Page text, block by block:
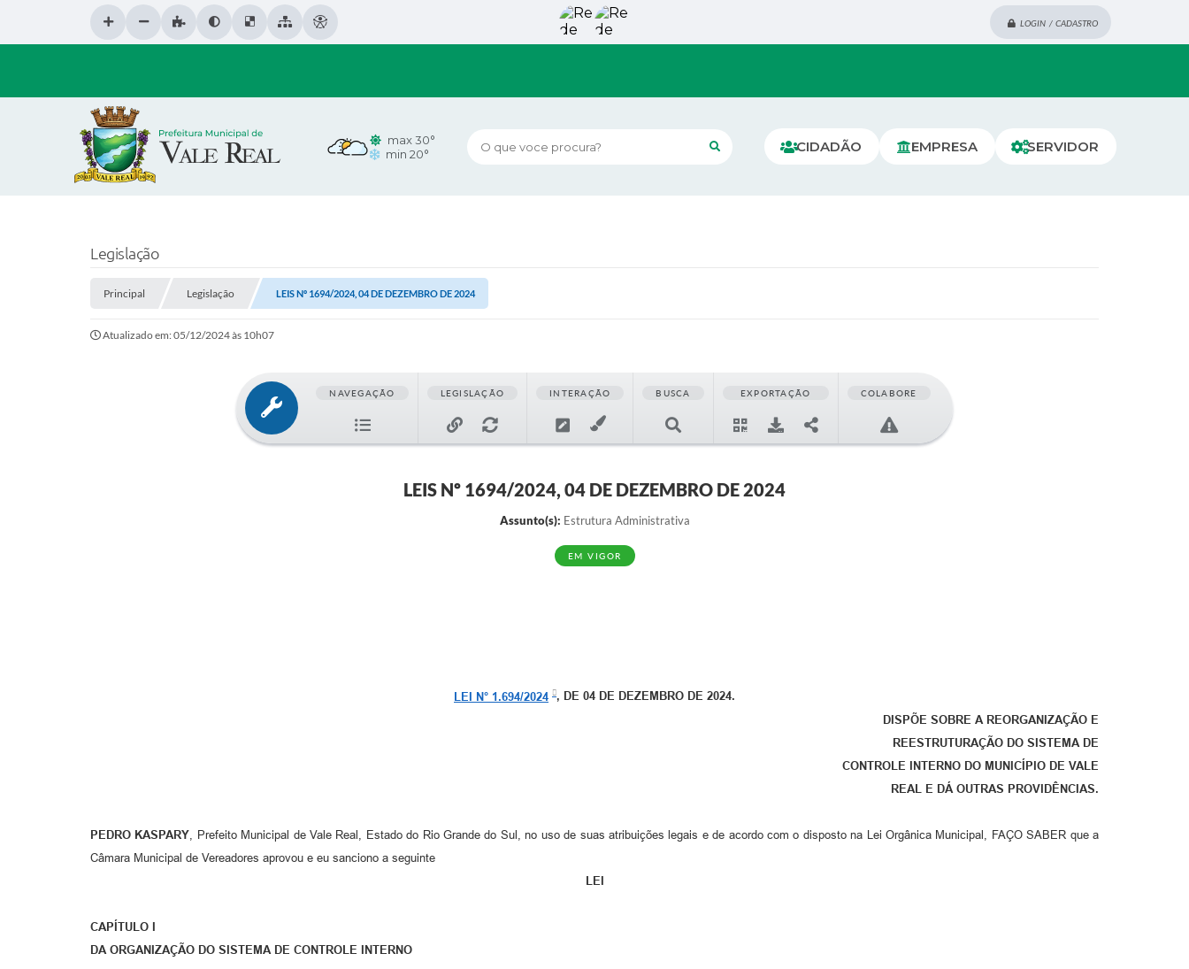
LOGIN / CADASTRO
O que voce procura? CIDADÃO EMPRESA SERVIDOR
max 30°
min 20°
Legislação
Principal Legislação LEIS Nº 1694/2024, 04 DE DEZEMBRO DE 2024
Atualizado em: 05/12/2024 às 10h07
NAVEGAÇÃO LEGISLAÇÃO INTERAÇÃO BUSCA EXPORTAÇÃO COLABORE
LEIS Nº 1694/2024, 04 DE DEZEMBRO DE 2024
Assunto(s): Estrutura Administrativa
EM VIGOR
LEI N° 1.694/2024
, DE 04 DE DEZEMBRO DE 2024.
DISPÕE SOBRE A REORGANIZAÇÃO E
REESTRUTURAÇÃO DO SISTEMA DE
CONTROLE INTERNO DO MUNICÍPIO DE VALE
REAL E DÁ OUTRAS PROVIDÊNCIAS.
PEDRO KASPARY , Prefeito Municipal de Vale Real, Estado do Rio Grande do Sul, no uso de suas atribuições legais e de acordo com o disposto na Lei Orgânica Municipal, FAÇO SABER que a
Câmara Municipal de Vereadores aprovou e eu sanciono a seguinte
LEI
CAPÍTULO I
DA ORGANIZAÇÃO DO SISTEMA DE CONTROLE INTERNO